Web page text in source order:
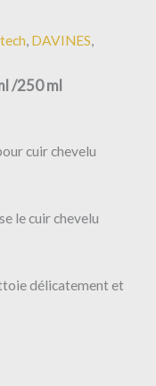
, DAVINES,
/250 ml
cuir chevelu
le cuir chevelu
délicatement et